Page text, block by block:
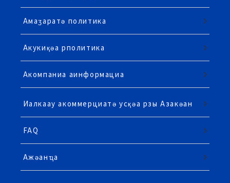
Амаӡаратә политика
Акукиқәа рполитика
Акомпаниа аинформациа
Иалкаау акоммерциатә усқәа рзы Азакәан
FAQ
Ажәанҵа